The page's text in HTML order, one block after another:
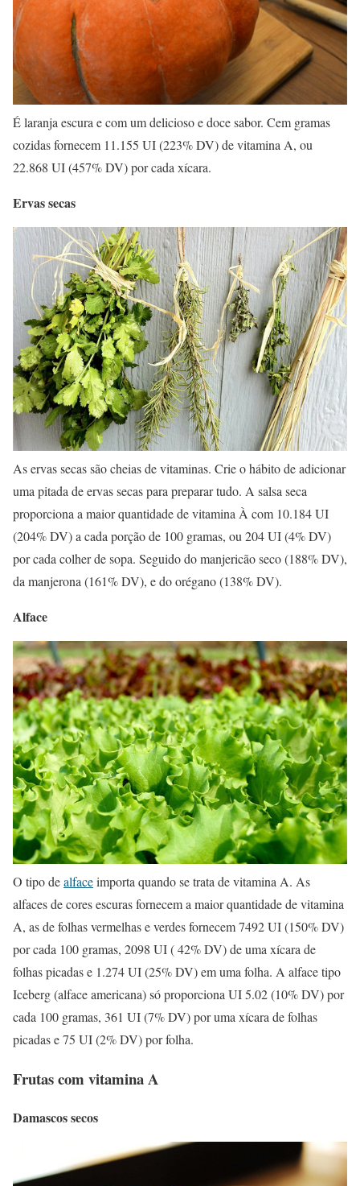
É laranja escura e com um delicioso e doce sabor. Cem gramas
cozidas fornecem 11.155 UI (223% DV) de vitamina A, ou
22.868 UI (457% DV) por cada xícara.
Ervas secas
As ervas secas são cheias de vitaminas. Crie o hábito de adicionar
uma pitada de ervas secas para preparar tudo. A salsa seca
proporciona a maior quantidade de vitamina À com 10.184 UI
(204% DV) a cada porção de 100 gramas, ou 204 UI (4% DV)
por cada colher de sopa. Seguido do manjericão seco (188% DV),
da manjerona (161% DV), e do orégano (138% DV).
Alface
O tipo dealfaceimporta quando se trata de vitamina A. As
alfaces de cores escuras fornecem a maior quantidade de vitamina
A, as de folhas vermelhas e verdes fornecem 7492 UI (150% DV)
por cada 100 gramas, 2098 UI ( 42% DV) de uma xícara de
folhas picadas e 1.274 UI (25% DV) em uma folha. A alface tipo
Iceberg (alface americana) só proporciona UI 5.02 (10% DV) por
cada 100 gramas, 361 UI (7% DV) por uma xícara de folhas
picadas e 75 UI (2% DV) por folha.
Frutas com vitamina A
Damascos secos